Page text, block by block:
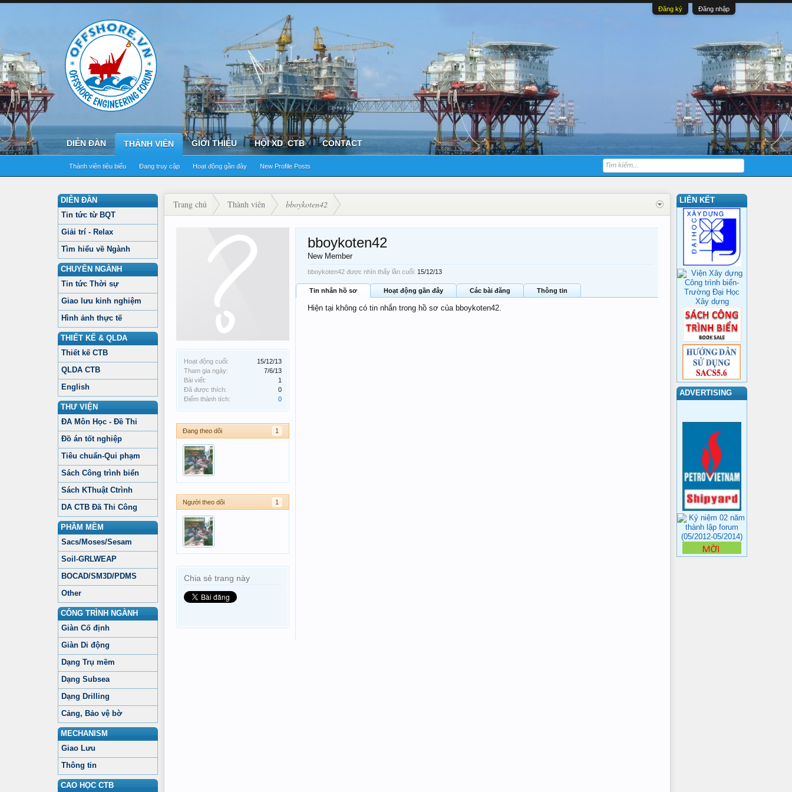
Đăng ký Đăng nhập
DIỄN ĐÀN THÀNH VIÊN
Thành viên tiêu biểu Đang truy cập Hoạt động gần đây New Profile Posts
GIỚI THIỆU HỘI XD_CTB CONTACT
DIỄN ĐÀN
Tin tức từ BQT
Giải trí - Relax
Tìm hiểu về Ngành
CHUYÊN NGÀNH
Tin tức Thời sự
Giao lưu kinh nghiệm
Hình ảnh thực tế
THIẾT KẾ & QLDA
Thiết kế CTB
QLDA CTB
English
THƯ VIỆN
ĐA Môn Học - Đề Thi
Đồ án tốt nghiệp
Tiêu chuẩn-Qui phạm
Sách Công trình biển
Sách KThuật Ctrình
DA CTB Đã Thi Công
PHẦM MỀM
Sacs/Moses/Sesam
Soil-GRLWEAP
BOCAD/SM3D/PDMS
Other
CÔNG TRÌNH NGÀNH
Giàn Cố định
Giàn Di động
Dạng Trụ mềm
Dạng Subsea
Dạng Drilling
Cảng, Bảo vệ bờ
MECHANISM
Giao Lưu
Thông tin
CAO HỌC CTB
Trang chủ Thành viên bboykoten42
Hoạt động cuối:
15/12/13
Tham gia ngày:
7/6/13
Bài viết:
1
Đã được thích:
0
Điểm thành tích:
0
Đang theo dõi 1
Người theo dõi 1
Chia sẻ trang này
bboykoten42
New Member
bboykoten42 được nhìn thấy lần cuối: 15/12/13
Tin nhắn hồ sơ Hoạt động gần đây Các bài đăng Thông tin
Hiện tại không có tin nhắn trong hồ sơ của bboykoten42.
LIÊN KẾT
ADVERTISING